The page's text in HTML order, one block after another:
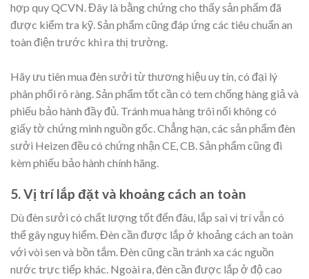
hợp quy QCVN. Đây là bằng chứng cho thấy sản phẩm đã
được kiểm tra kỹ. Sản phẩm cũng đáp ứng các tiêu chuẩn an
toàn điện trước khi ra thị trường.
Hãy ưu tiên mua đèn sưởi từ thương hiệu uy tín, có đại lý
phân phối rõ ràng. Sản phẩm tốt cần có tem chống hàng giả và
phiếu bảo hành đầy đủ. Tránh mua hàng trôi nổi không có
giấy tờ chứng minh nguồn gốc. Chẳng hạn, các sản phẩm đèn
sưởi Heizen đều có chứng nhận CE, CB. Sản phẩm cũng đi
kèm phiếu bảo hành chính hãng.
5. Vị trí lắp đặt và khoảng cách an toàn
Dù đèn sưởi có chất lượng tốt đến đâu, lắp sai vị trí vẫn có
thể gây nguy hiểm. Đèn cần được lắp ở khoảng cách an toàn
với vòi sen và bồn tắm. Đèn cũng cần tránh xa các nguồn
nước trực tiếp khác. Ngoài ra, đèn cần được lắp ở độ cao